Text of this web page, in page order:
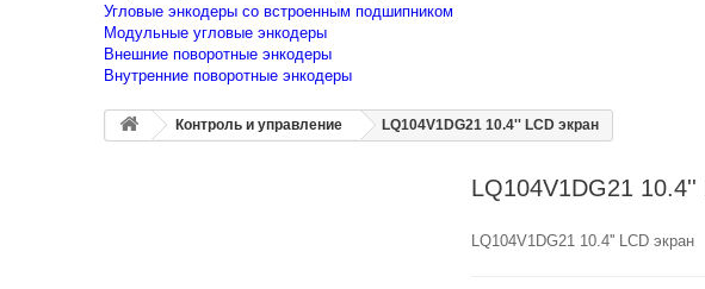
Угловые энкодеры со встроенным подшипником
Модульные угловые энкодеры
Внешние поворотные энкодеры
Внутренние поворотные энкодеры
Контроль и управление LQ104V1DG21 10.4'' LCD экран
LQ104V1DG21 10.4''
LQ104V1DG21 10.4'' LCD экран